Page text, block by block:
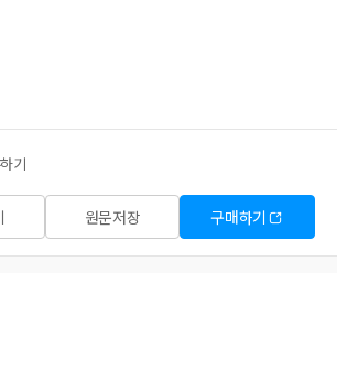
기
원문저장 구매하기